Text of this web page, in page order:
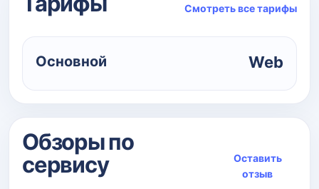
Смотреть все тарифы
Основной Web
Обзоры по
сервису
Оставить
отзыв